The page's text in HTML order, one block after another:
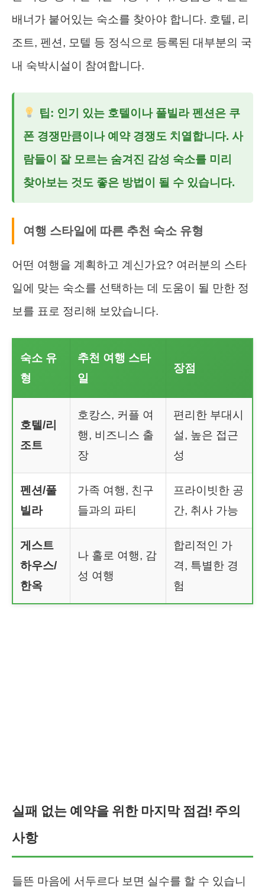
배너가 붙어있는 숙소를 찾아야 합니다. 호텔, 리
조트, 펜션, 모텔 등 정식으로 등록된 대부분의 국
내 숙박시설이 참여합니다.
팁: 인기 있는 호텔이나 풀빌라 펜션은 쿠
폰 경쟁만큼이나 예약 경쟁도 치열합니다. 사
람들이 잘 모르는 숨겨진 감성 숙소를 미리
찾아보는 것도 좋은 방법이 될 수 있습니다.
여행 스타일에 따른 추천 숙소 유형
어떤 여행을 계획하고 계신가요? 여러분의 스타
일에 맞는 숙소를 선택하는 데 도움이 될 만한 정
보를 표로 정리해 보았습니다.
숙소 유
형
추천 여행 스타
일
장점
호텔/리
조트
호캉스, 커플 여
행, 비즈니스 출
장
편리한 부대시
설, 높은 접근
성
펜션/풀
빌라
가족 여행, 친구
들과의 파티
프라이빗한 공
간, 취사 가능
게스트
하우스/
한옥
나 홀로 여행, 감
성 여행
합리적인 가
격, 특별한 경
험
실패 없는 예약을 위한 마지막 점검! 주의
사항
들뜬 마음에 서두르다 보면 실수를 할 수 있습니